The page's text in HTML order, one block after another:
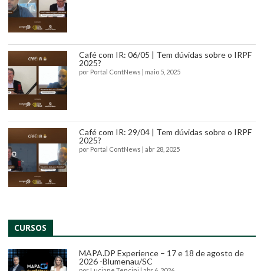
Café com IR: 06/05 | Tem dúvidas sobre o IRPF
2025?
por Portal ContNews | maio 5, 2025
Café com IR: 29/04 | Tem dúvidas sobre o IRPF
2025?
por Portal ContNews | abr 28, 2025
CURSOS
MAPA.DP Experience – 17 e 18 de agosto de
2026 -Blumenau/SC